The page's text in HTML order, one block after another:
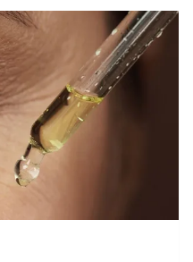
torebce bądź w
je zabrać dosłownie
je zrobić samemu!
i przygotuj własną,